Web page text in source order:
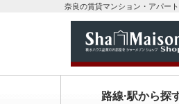
奈良の賃貸マンション・アパート
路線·駅から探